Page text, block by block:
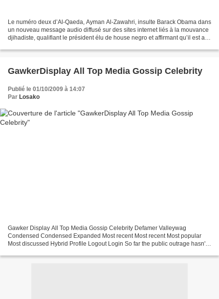
Le numéro deux d’Al-Qaeda, Ayman Al-Zawahri, insulte Barack Obama dans
un nouveau message audio diffusé sur des sites internet liés à la mouvance
djihadiste, qualifiant le président élu de house negro et affirmant qu’il est aux
GawkerDisplay All Top Media Gossip Celebrity
Publié le 01/10/2009 à 14:07
Par Losako
Gawker Display All Top Media Gossip Celebrity Defamer Valleywag
Condensed Condensed Expanded Most recent Most recent Most popular
Most discussed Hybrid Profile Logout Login So far the public outrage hasn't